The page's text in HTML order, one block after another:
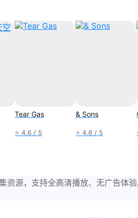
Tear Gas
⭐ 4.6 / 5
& Sons
⭐ 4.6 / 5
资源，支持全高清播放、无广告